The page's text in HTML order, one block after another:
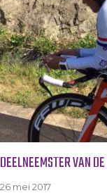
DEELNEEMSTER VAN
26 mei 2017